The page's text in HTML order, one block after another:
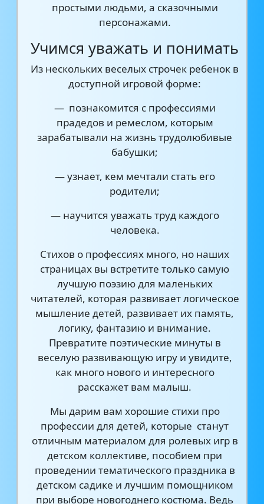
простыми людьми, а сказочными
персонажами.
Учимся уважать и понимать
Из нескольких веселых строчек ребенок в
доступной игровой форме:
— познакомится с профессиями
прадедов и ремеслом, которым
зарабатывали на жизнь трудолюбивые
бабушки;
— узнает, кем мечтали стать его
родители;
— научится уважать труд каждого
человека.
Стихов о профессиях много, но наших
страницах вы встретите только самую
лучшую поэзию для маленьких
читателей, которая развивает логическое
мышление детей, развивает их память,
логику, фантазию и внимание.
Превратите поэтические минуты в
веселую развивающую игру и увидите,
как много нового и интересного
расскажет вам малыш.
Мы дарим вам хорошие стихи про
профессии для детей, которые станут
отличным материалом для ролевых игр в
детском коллективе, пособием при
проведении тематического праздника в
детском садике и лучшим помощником
при выборе новогоднего костюма. Ведь